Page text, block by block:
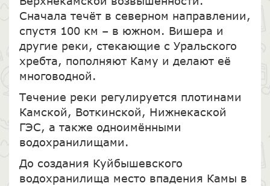
Сначала течёт в северном направлении,
спустя 100 км – в южном. Вишера и
другие реки, стекающие с Уральского
хребта, пополняют Каму и делают её
многоводной.
Течение реки регулируется плотинами
Камской, Воткинской, Нижнекаской
ГЭС, а также одноимёнными
водохранилищами.
До создания Куйбышевского
водохранилища место впадения Камы в